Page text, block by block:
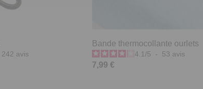
242 avis
Bande thermocollante ourlets
4.1 /5 - 53 avis
7,99 €